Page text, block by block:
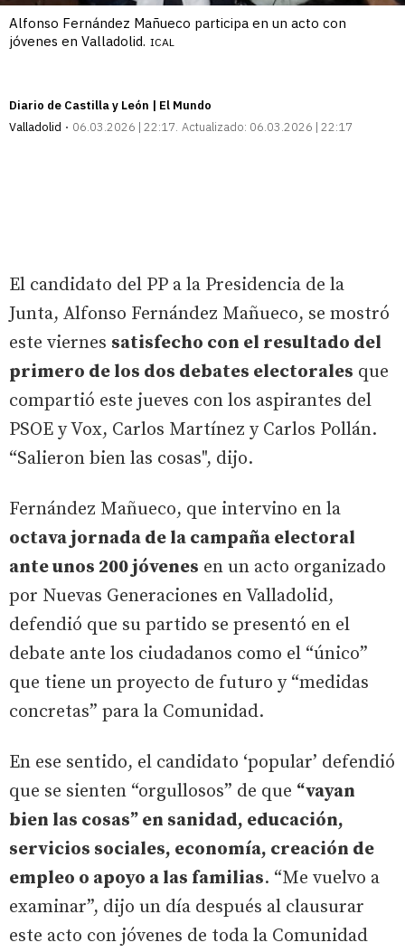
Alfonso Fernández Mañueco participa en un acto con
jóvenes en Valladolid. ICAL
Diario de Castilla y León | El Mundo
Valladolid
06.03.2026 | 22:17 Actualizado: 06.03.2026 | 22:17
El candidato del PP a la Presidencia de la
Junta, Alfonso Fernández Mañueco, se mostró
este viernes satisfecho con el resultado del
primero de los dos debates electorales que
compartió este jueves con los aspirantes del
PSOE y Vox, Carlos Martínez y Carlos Pollán.
“Salieron bien las cosas", dijo.
Fernández Mañueco, que intervino en la
octava jornada de la campaña electoral
ante unos 200 jóvenes en un acto organizado
por Nuevas Generaciones en Valladolid,
defendió que su partido se presentó en el
debate ante los ciudadanos como el “único”
que tiene un proyecto de futuro y “medidas
concretas” para la Comunidad.
En ese sentido, el candidato ‘popular’ defendió
que se sienten “orgullosos” de que “vayan
bien las cosas” en sanidad, educación,
servicios sociales, economía, creación de
empleo o apoyo a las familias. “Me vuelvo a
examinar”, dijo un día después al clausurar
este acto con jóvenes de toda la Comunidad